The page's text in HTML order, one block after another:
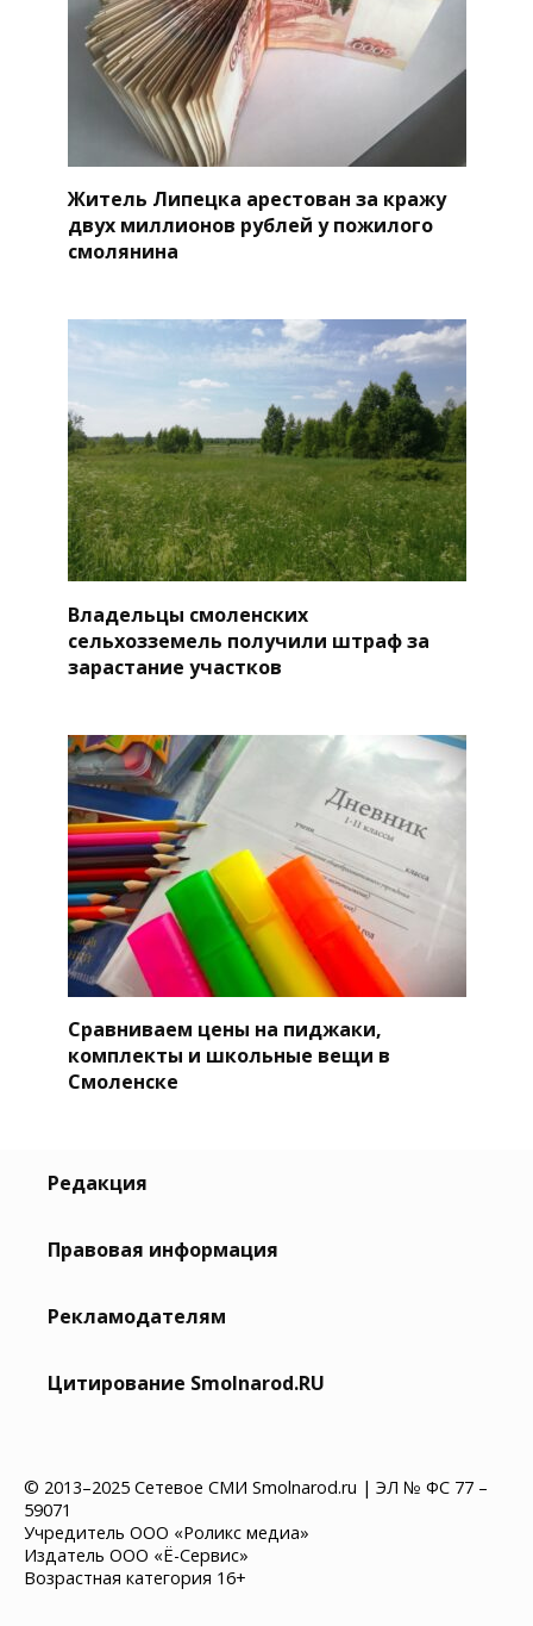
Житель Липецка арестован за кражу
двух миллионов рублей у пожилого
смолянина
Владельцы смоленских
сельхозземель получили штраф за
зарастание участков
Сравниваем цены на пиджаки,
комплекты и школьные вещи в
Смоленске
Редакция
Правовая информация
Рекламодателям
Цитирование Smolnarod.RU
© 2013–2025 Сетевое СМИ Smolnarod.ru | ЭЛ № ФС 77 –
59071
Учредитель ООО «Роликс медиа»
Издатель ООО «Ё-Сервис»
Возрастная категория 16+